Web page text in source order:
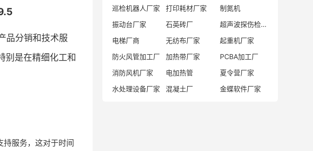
品分销和技术服
别是在精细化工和
持服务，这对于时间
巡检机器人厂家
打印耗材厂家
制氮机
振动台厂家
石英砖厂
超声波探伤检测系统厂家
电梯厂商
无纺布厂家
起重机厂家
防火风管加工厂
加热带厂家
PCBA加工厂
消防风机厂家
电加热管
夏令营厂家
水处理设备厂家
混凝土厂 金蝶软件厂家